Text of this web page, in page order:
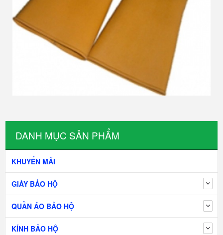
DANH MỤC SẢN PHẨM
KHUYẾN MÃI
GIÀY BẢO HỘ
QUẦN ÁO BẢO HỘ
KÍNH BẢO HỘ